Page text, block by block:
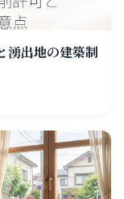
湧出地の建築制